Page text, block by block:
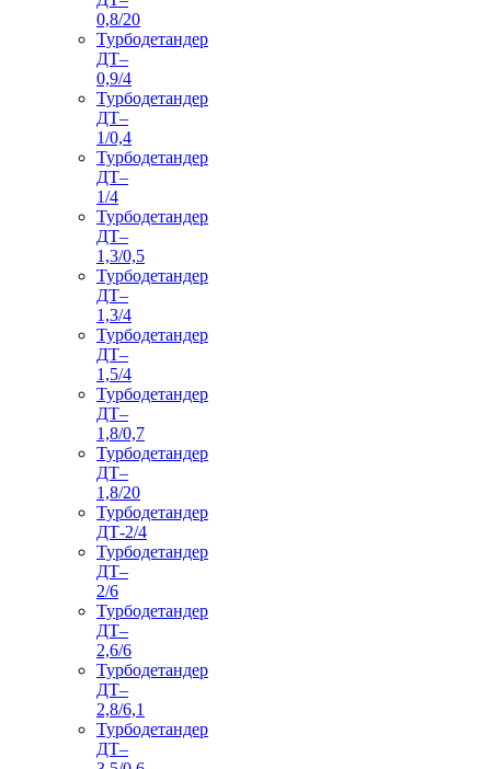
0,8/20
Турбодетандер
ДТ–
0,9/4
Турбодетандер
ДТ–
1/0,4
Турбодетандер
ДТ–
1/4
Турбодетандер
ДТ–
1,3/0,5
Турбодетандер
ДТ–
1,3/4
Турбодетандер
ДТ–
1,5/4
Турбодетандер
ДТ–
1,8/0,7
Турбодетандер
ДТ–
1,8/20
Турбодетандер
ДТ-2/4
Турбодетандер
ДТ–
2/6
Турбодетандер
ДТ–
2,6/6
Турбодетандер
ДТ–
2,8/6,1
Турбодетандер
ДТ–